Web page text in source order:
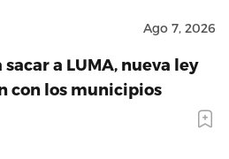
Ago 7, 2026
a LUMA, nueva ley
con los municipios